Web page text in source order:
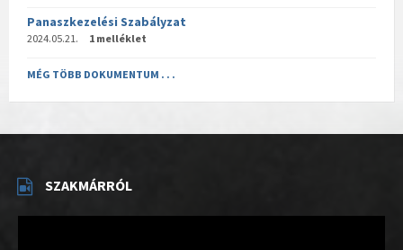
Panaszkezelési Szabályzat
2024.05.21. 1 melléklet
MÉG TÖBB DOKUMENTUM . . .
SZAKMÁRRÓL